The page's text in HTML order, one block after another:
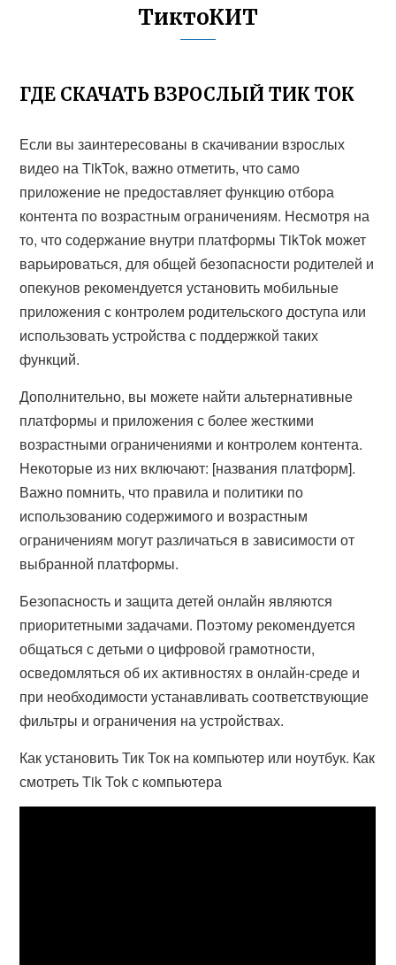
ТиктоКИТ
ГДЕ СКАЧАТЬ ВЗРОСЛЫЙ ТИК ТОК
Если вы заинтересованы в скачивании взрослых
видео на TikTok, важно отметить, что само
приложение не предоставляет функцию отбора
контента по возрастным ограничениям. Несмотря на
то, что содержание внутри платформы TikTok может
варьироваться, для общей безопасности родителей и
опекунов рекомендуется установить мобильные
приложения с контролем родительского доступа или
использовать устройства с поддержкой таких
функций.
Дополнительно, вы можете найти альтернативные
платформы и приложения с более жесткими
возрастными ограничениями и контролем контента.
Некоторые из них включают: [названия платформ].
Важно помнить, что правила и политики по
использованию содержимого и возрастным
ограничениям могут различаться в зависимости от
выбранной платформы.
Безопасность и защита детей онлайн являются
приоритетными задачами. Поэтому рекомендуется
общаться с детьми о цифровой грамотности,
осведомляться об их активностях в онлайн-среде и
при необходимости устанавливать соответствующие
фильтры и ограничения на устройствах.
Как установить Тик Ток на компьютер или ноутбук. Как
смотреть Tik Tok с компьютера